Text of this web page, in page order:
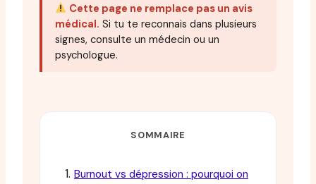
Cette page ne remplace pas un avis
médical. Si tu te reconnais dans plusieurs
signes, consulte un médecin ou un
psychologue.
SOMMAIRE
Burnout vs dépression : pourquoi on